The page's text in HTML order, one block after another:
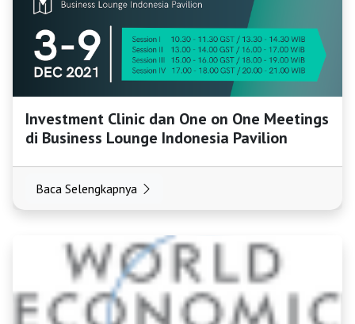
HOME
OSS
Agenda
Investasi
Investment Clinic dan One on One Meetings
di Business Lounge Indonesia Pavilion
Baca Selengkapnya